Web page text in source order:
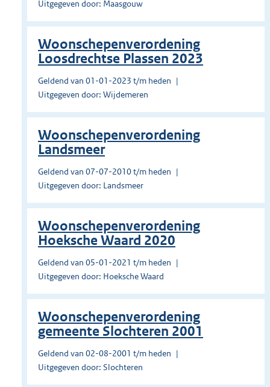
Uitgegeven door: Maasgouw
Woonschepenverordening
Loosdrechtse Plassen 2023
Geldend van 01-01-2023 t/m heden
Uitgegeven door: Wijdemeren
Woonschepenverordening
Landsmeer
Geldend van 07-07-2010 t/m heden
Uitgegeven door: Landsmeer
Woonschepenverordening
Hoeksche Waard 2020
Geldend van 05-01-2021 t/m heden
Uitgegeven door: Hoeksche Waard
Woonschepenverordening
gemeente Slochteren 2001
Geldend van 02-08-2001 t/m heden
Uitgegeven door: Slochteren